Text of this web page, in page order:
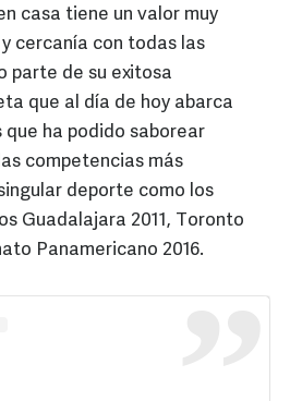
casa tiene un valor muy
cercanía con todas las
parte de su exitosa
que al día de hoy abarca
que ha podido saborear
competencias más
deporte como los
Guadalajara 2011, Toronto
Panamericano 2016.